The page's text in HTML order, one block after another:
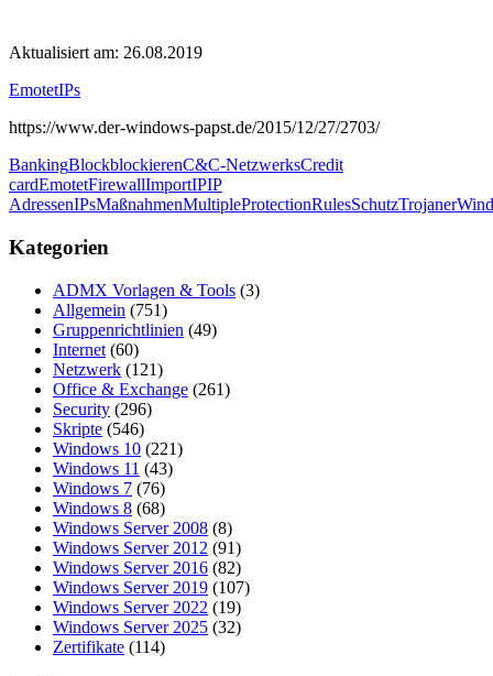
Aktualisiert am: 26.08.2019
EmotetIPs
https://www.der-windows-papst.de/2015/12/27/2703/
BankingBlockblockierenC&C-NetzwerksCredit
cardEmotetFirewallImportIPIP
AdressenIPsMaßnahmenMultipleProtectionRulesSchutzTrojaner
Kategorien
ADMX Vorlagen & Tools (3)
Allgemein (751)
Gruppenrichtlinien (49)
Internet (60)
Netzwerk (121)
Office & Exchange (261)
Security (296)
Skripte (546)
Windows 10 (221)
Windows 11 (43)
Windows 7 (76)
Windows 8 (68)
Windows Server 2008 (8)
Windows Server 2012 (91)
Windows Server 2016 (82)
Windows Server 2019 (107)
Windows Server 2022 (19)
Windows Server 2025 (32)
Zertifikate (114)